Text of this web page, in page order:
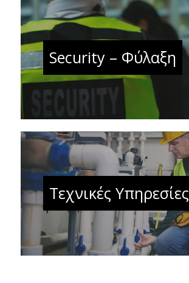
Security – Φύλαξη
Τεχνικές Υπηρεσίες